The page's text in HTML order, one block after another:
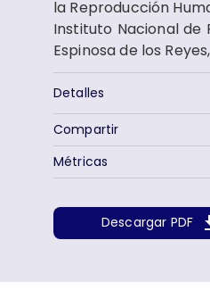
la Reproducción
Instituto Nacional de
Espinosa de los
Detalles
Descargar PDF
Métricas
Compartir